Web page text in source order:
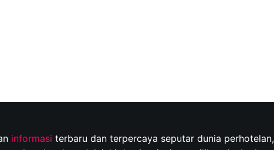
informasi terbaru dan terpercaya seputar dunia perhotelan,